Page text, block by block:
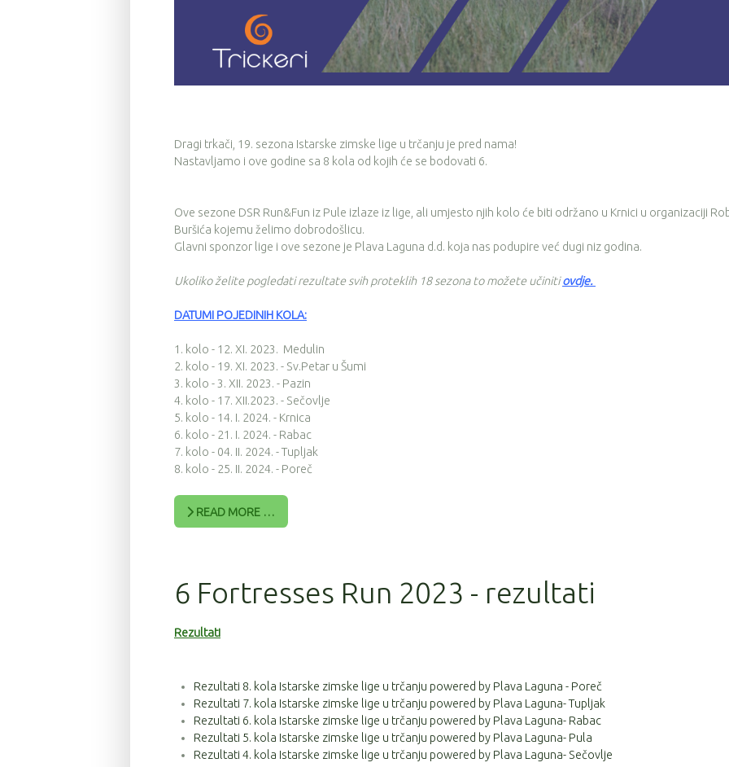
Dragi trkači, 19. sezona Istarske zimske lige u trčanju je pred nama!
Nastavljamo i ove godine sa 8 kola od kojih će se bodovati 6.
Ove sezone DSR Run&Fun iz Pule izlaze iz lige, ali umjesto njih kolo će biti održano u Krnici u organizaciji
Buršića kojemu želimo dobrodošlicu.
Glavni sponzor lige i ove sezone je Plava Laguna d.d. koja nas podupire već dugi niz godina.
Ukoliko želite pogledati rezultate svih proteklih 18 sezona to možete učinitiovdje.
DATUMI POJEDINIH KOLA:
1. kolo - 12. XI. 2023. Medulin
2. kolo - 19. XI. 2023. - Sv.Petar u Šumi
3. kolo - 3. XII. 2023. - Pazin
4. kolo - 17. XII.2023. - Sečovlje
5. kolo - 14. I. 2024. - Krnica
6. kolo - 21. I. 2024. - Rabac
7. kolo - 04. II. 2024. - Tupljak
8. kolo - 25. II. 2024. - Poreč
READ MORE …
6 Fortresses Run 2023 - rezultati
Rezultati
Rezultati 8. kola Istarske zimske lige u trčanju powered by Plava Laguna - Poreč
Rezultati 7. kola Istarske zimske lige u trčanju powered by Plava Laguna- Tupljak
Rezultati 6. kola Istarske zimske lige u trčanju powered by Plava Laguna- Rabac
Rezultati 5. kola Istarske zimske lige u trčanju powered by Plava Laguna- Pula
Rezultati 4. kola Istarske zimske lige u trčanju powered by Plava Laguna- Sečovlje